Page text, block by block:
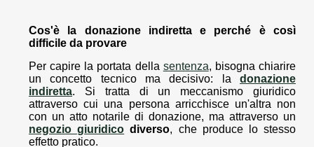
Cos'è la donazione indiretta e perché è così
difficile da provare
Per capire la portata della sentenza, bisogna chiarire
un concetto tecnico ma decisivo: la donazione
indiretta. Si tratta di un meccanismo giuridico
attraverso cui una persona arricchisce un'altra non
con un atto notarile di donazione, ma attraverso un
negozio giuridico diverso, che produce lo stesso
effetto pratico.